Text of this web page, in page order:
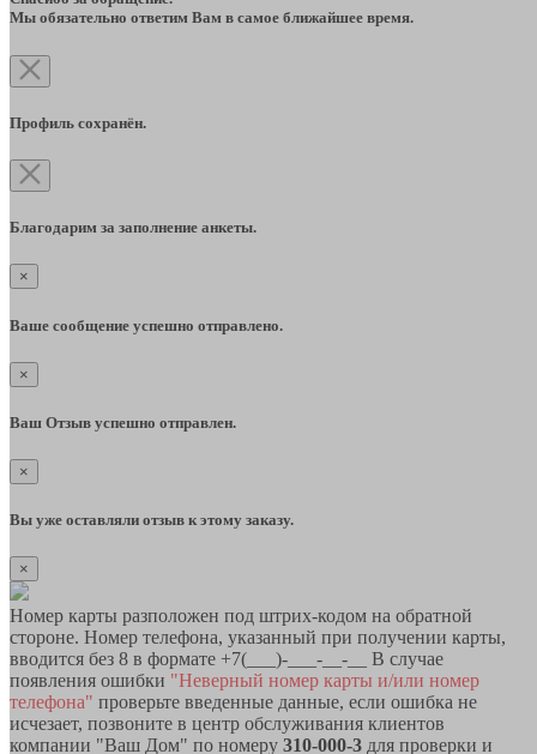
Мы обязательно ответим Вам в самое ближайшее время.
Профиль сохранён.
Благодарим за заполнение анкеты.
×
Ваше сообщение успешно отправлено.
×
Ваш Отзыв успешно отправлен.
×
Вы уже оставляли отзыв к этому заказу.
×
Номер карты разположен под штрих-кодом на обратной
стороне. Номер телефона, указанный при получении карты,
вводится без 8 в формате +7(___)-___-__-__ В случае
появления ошибки "Неверный номер карты и/или номер
телефона" проверьте введенные данные, если ошибка не
исчезает, позвоните в центр обслуживания клиентов
компании "Ваш Дом" по номеру 310-000-3 для проверки и